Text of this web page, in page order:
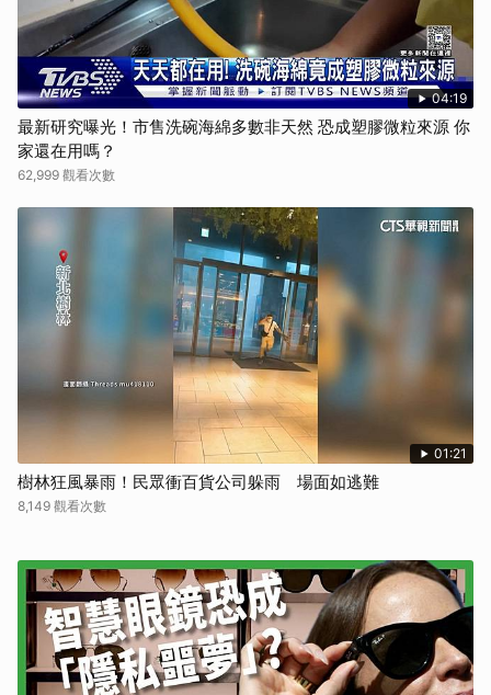
04:19
最新研究曝光！市售洗碗海綿多數非天然 恐成塑膠微粒來源 你
家還在用嗎？
62,999 觀看次數
01:21
樹林狂風暴雨！民眾衝百貨公司躲雨 場面如逃難
8,149 觀看次數